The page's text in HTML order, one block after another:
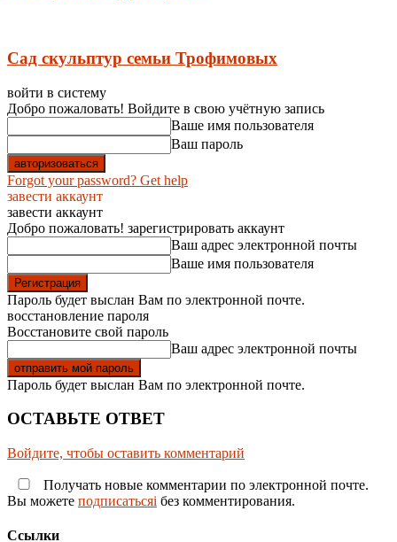
Сад скульптур семьи Трофимовых
войти в систему
Добро пожаловать! Войдите в свою учётную запись
Ваше имя пользователя
Ваш пароль
Forgot your password? Get help
завести аккаунт
завести аккаунт
Добро пожаловать! зарегистрировать аккаунт
Ваш адрес электронной почты
Ваше имя пользователя
Пароль будет выслан Вам по электронной почте.
восстановление пароля
Восстановите свой пароль
Ваш адрес электронной почты
Пароль будет выслан Вам по электронной почте.
ОСТАВЬТЕ ОТВЕТ
Войдите, чтобы оставить комментарий
Получать новые комментарии по электронной почте.
Вы можете подписатьсяi без комментирования.
Ссылки